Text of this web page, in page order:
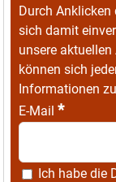
Durch Anklicken
sich damit
unsere
können sich
Informationen
E-Mail *
Ich habe die